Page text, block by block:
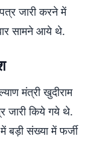
जारी करने में
सामने आये थे.
मंत्री खुदीराम
जारी किये गये थे.
संख्या में फर्जी